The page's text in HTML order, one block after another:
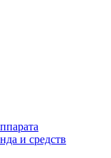
и средств